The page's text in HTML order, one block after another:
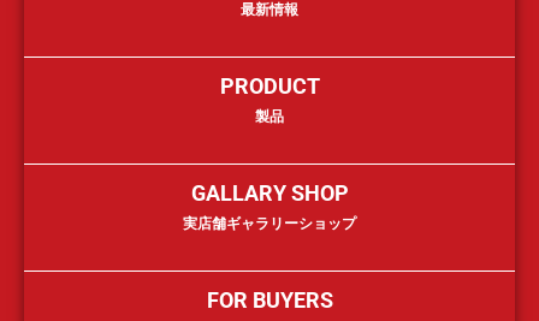
最新情報
PRODUCT
製品
GALLARY SHOP
実店舗ギャラリーショップ
FOR BUYERS